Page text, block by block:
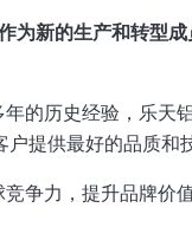
为新的生产和转型
的历史经验，乐天
提供最好的品质和
争力，提升品牌价